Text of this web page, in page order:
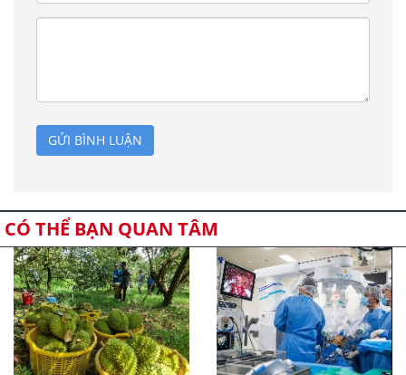
GỬI BÌNH LUẬN
CÓ THỂ BẠN QUAN TÂM